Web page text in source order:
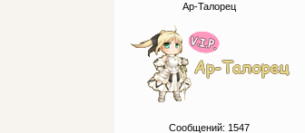
Ар-Талорец
Сообщений: 1547